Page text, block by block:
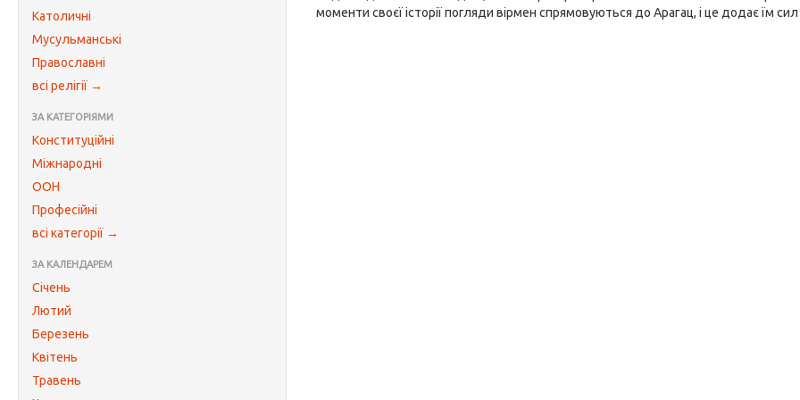
Католичні
Мусульманські
Православні
всі релігії →
ЗА КАТЕГОРІЯМИ
Конституційні
Міжнародні
ООН
Професійні
всі категорії →
ЗА КАЛЕНДАРЕМ
Січень
Лютий
Березень
Квітень
Травень
моменти своєї історії погляди вірмен спрямовуються до Арагац, і це додає їм сил